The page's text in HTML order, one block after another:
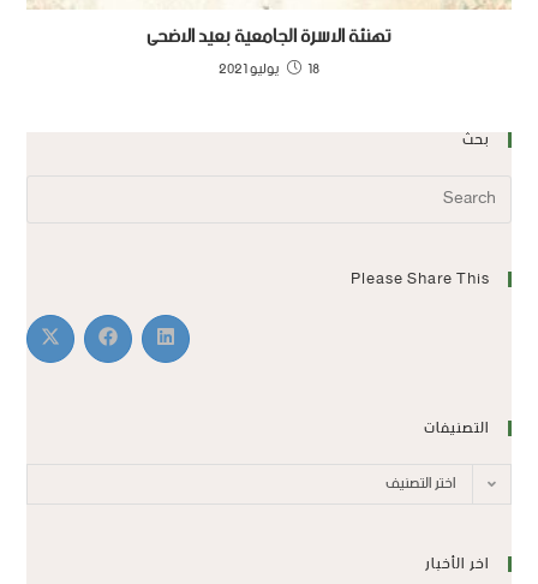
تهنئة الاسرة الجامعية بعيد الاضحى
18 يوليو 2021
بحث
Please Share This
التصنيفات
اختر التصنيف
اخر الأخبار